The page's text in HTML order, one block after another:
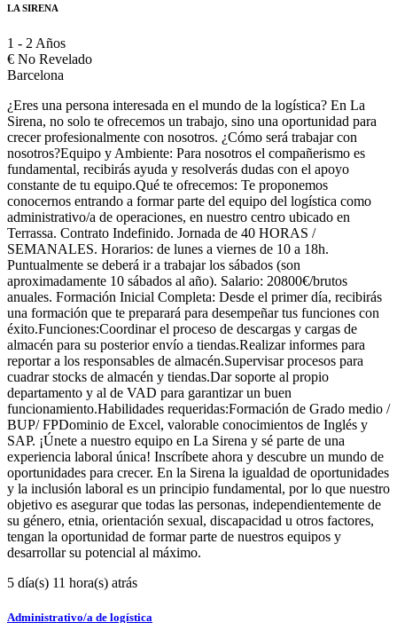
LA SIRENA
1 - 2 Años
€ No Revelado
Barcelona
¿Eres una persona interesada en el mundo de la logística? En La
Sirena, no solo te ofrecemos un trabajo, sino una oportunidad para
crecer profesionalmente con nosotros. ¿Cómo será trabajar con
nosotros?Equipo y Ambiente: Para nosotros el compañerismo es
fundamental, recibirás ayuda y resolverás dudas con el apoyo
constante de tu equipo.Qué te ofrecemos: Te proponemos
conocernos entrando a formar parte del equipo del logística como
administrativo/a de operaciones, en nuestro centro ubicado en
Terrassa. Contrato Indefinido. Jornada de 40 HORAS /
SEMANALES. Horarios: de lunes a viernes de 10 a 18h.
Puntualmente se deberá ir a trabajar los sábados (son
aproximadamente 10 sábados al año). Salario: 20800€/brutos
anuales. Formación Inicial Completa: Desde el primer día, recibirás
una formación que te preparará para desempeñar tus funciones con
éxito.Funciones:Coordinar el proceso de descargas y cargas de
almacén para su posterior envío a tiendas.Realizar informes para
reportar a los responsables de almacén.Supervisar procesos para
cuadrar stocks de almacén y tiendas.Dar soporte al propio
departamento y al de VAD para garantizar un buen
funcionamiento.Habilidades requeridas:Formación de Grado medio /
BUP/ FPDominio de Excel, valorable conocimientos de Inglés y
SAP. ¡Únete a nuestro equipo en La Sirena y sé parte de una
experiencia laboral única! Inscríbete ahora y descubre un mundo de
oportunidades para crecer. En la Sirena la igualdad de oportunidades
y la inclusión laboral es un principio fundamental, por lo que nuestro
objetivo es asegurar que todas las personas, independientemente de
su género, etnia, orientación sexual, discapacidad u otros factores,
tengan la oportunidad de formar parte de nuestros equipos y
desarrollar su potencial al máximo.
5 día(s) 11 hora(s) atrás
Administrativo/a de logística